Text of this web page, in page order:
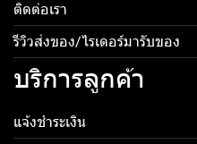
ติดต่อเรา
รีวิวส่งของ/ไรเดอร์มารับของ
บริการลูกค้า
แจ้งชำระเงิน